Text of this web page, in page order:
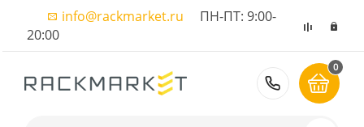
info@rackmarket.ru ПН-ПТ: 9:00-
20:00
8 (495)
0